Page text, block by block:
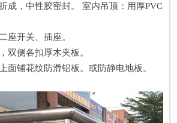
成，中性胶密封。 室内吊顶：用厚PVC
座开关、插座。
双侧各扣厚木夹板。
面铺花纹防滑铝板。或防静电地板。